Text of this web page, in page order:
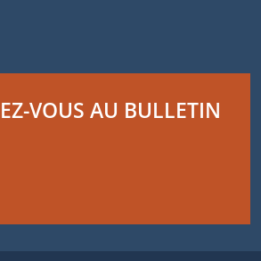
VOUS AU BULLETIN